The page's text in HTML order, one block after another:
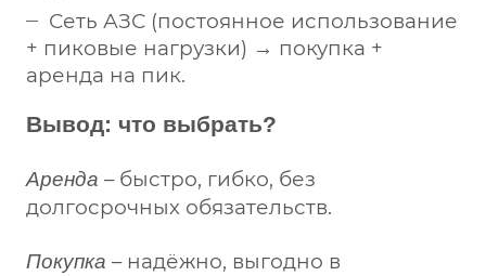
Сеть АЗС (постоянное использование
+ пиковые нагрузки) → покупка +
аренда на пик.
Вывод: что выбрать?
Аренда – быстро, гибко, без
долгосрочных обязательств.
Покупка – надёжно, выгодно в